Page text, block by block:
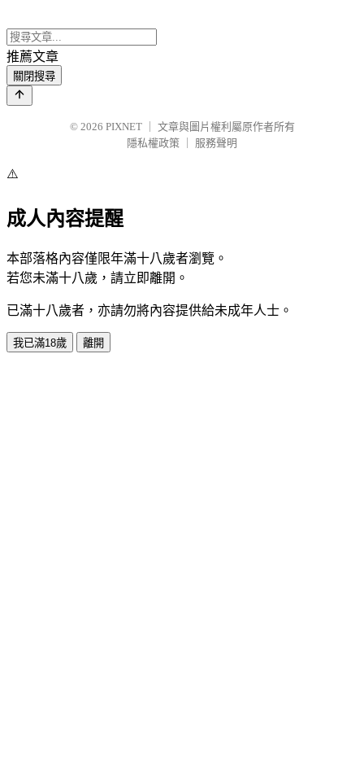
推薦文章
關閉搜尋
© 2026 PIXNET
文章與圖片權利屬原作者所有
隱私權政策
服務聲明
⚠️
成人內容提醒
本部落格內容僅限年滿十八歲者瀏覽。
若您未滿十八歲，請立即離開。
已滿十八歲者，亦請勿將內容提供給未成年人士。
我已滿18歲 離開